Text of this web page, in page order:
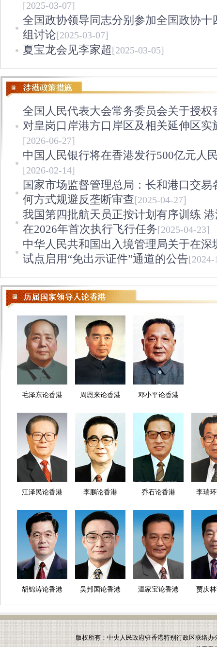
[2025-03-07]
全国政协领导同志分别参加全国政协十
组讨论[2025-03-07]
夏宝龙会见李家超 [2025-03-05]
全国人民代表大会常务委员会关于授权
对皇岗口岸港方口岸区及相关延伸区实
[2026-06-27]
中国人民银行将在香港发行500亿元人
[2026-02-14]
国家市场监督管理总局：长和港口交易
何方式规避反垄断审查[2025-04-27]
我国第四批航天员正按计划有序训练
在2026年首次执行飞行任务[2025-04-23]
中华人民共和国出入境管理局关于在深
试点启用“免出示证件”通道的公告
毛泽东论香港 周恩来论香港 邓小平论香港
江泽民论香港 李鹏论香港 乔石论香港 李瑞
胡锦涛论香港 吴邦国论香港 温家宝论香港 贾庆